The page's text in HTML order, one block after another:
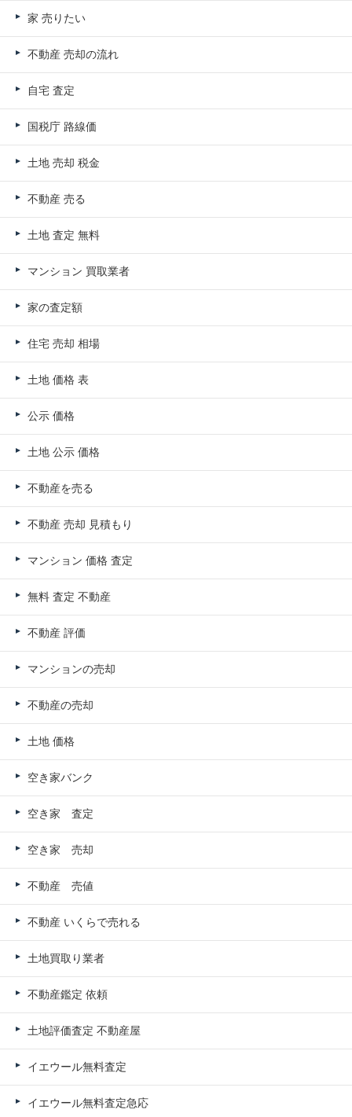
家 売りたい
不動産 売却の流れ
自宅 査定
国税庁 路線価
土地 売却 税金
不動産 売る
土地 査定 無料
マンション 買取業者
家の査定額
住宅 売却 相場
土地 価格 表
公示 価格
土地 公示 価格
不動産を売る
不動産 売却 見積もり
マンション 価格 査定
無料 査定 不動産
不動産 評価
マンションの売却
不動産の売却
土地 価格
空き家バンク
空き家 査定
空き家 売却
不動産 売値
不動産 いくらで売れる
土地買取り業者
不動産鑑定 依頼
土地評価査定 不動産屋
イエウール無料査定
イエウール無料査定急応